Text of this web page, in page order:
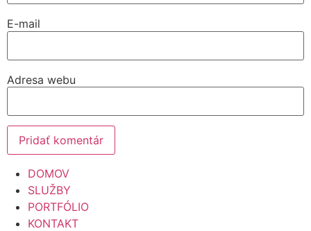
E-mail
Adresa webu
DOMOV
SLUŽBY
PORTFÓLIO
KONTAKT